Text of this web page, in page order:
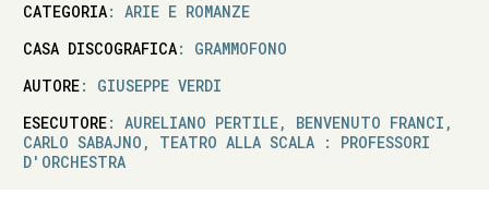
CATEGORIA: ARIE E ROMANZE
CASA DISCOGRAFICA: GRAMMOFONO
AUTORE: GIUSEPPE VERDI
ESECUTORE: AURELIANO PERTILE, BENVENUTO FRANCI,
CARLO SABAJNO, TEATRO ALLA SCALA : PROFESSORI
D'ORCHESTRA